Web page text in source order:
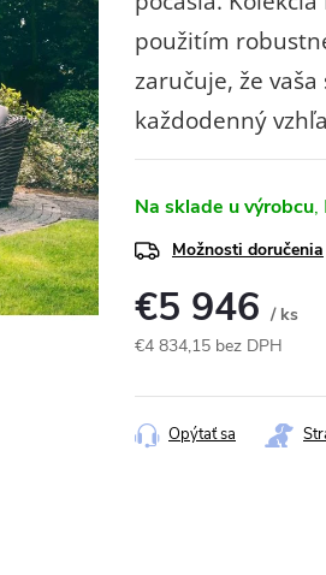
použitím
zaručuje, že
každodenný
Na sklade u výrobcu
Možnosti doručenia
€5 946 / ks
€4 834,15 bez DPH
cena:
Opýtať sa